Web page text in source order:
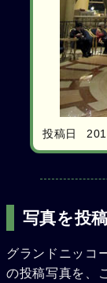
投稿日
写真を投
グランドニッコ
の投稿写真を、